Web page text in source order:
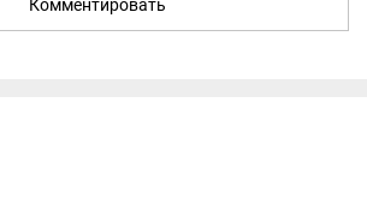
Комментировать